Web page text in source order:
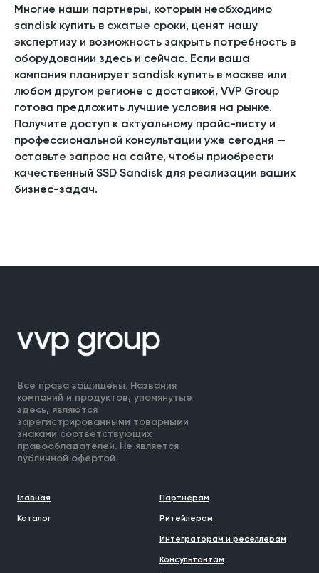
Многие наши партнеры, которым необходимо
sandisk купить в сжатые сроки, ценят нашу
экспертизу и возможность закрыть потребность в
оборудовании здесь и сейчас. Если ваша
компания планирует sandisk купить в москве или
любом другом регионе с доставкой, VVP Group
готова предложить лучшие условия на рынке.
Получите доступ к актуальному прайс-листу и
профессиональной консультации уже сегодня —
оставьте запрос на сайте, чтобы приобрести
качественный SSD Sandisk для реализации ваших
бизнес-задач.
Все права защищены. Названия
компаний и продуктов, упомянутые
здесь, являются
зарегистрированными товарными
знаками соответствующих
правообладателей. Не является
публичной офертой.
Главная
Каталог
Партнёрам
Ритейлерам
Интеграторам и реселлерам
Консультантам